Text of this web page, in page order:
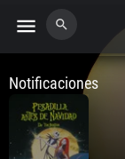
menu search
Notificaciones